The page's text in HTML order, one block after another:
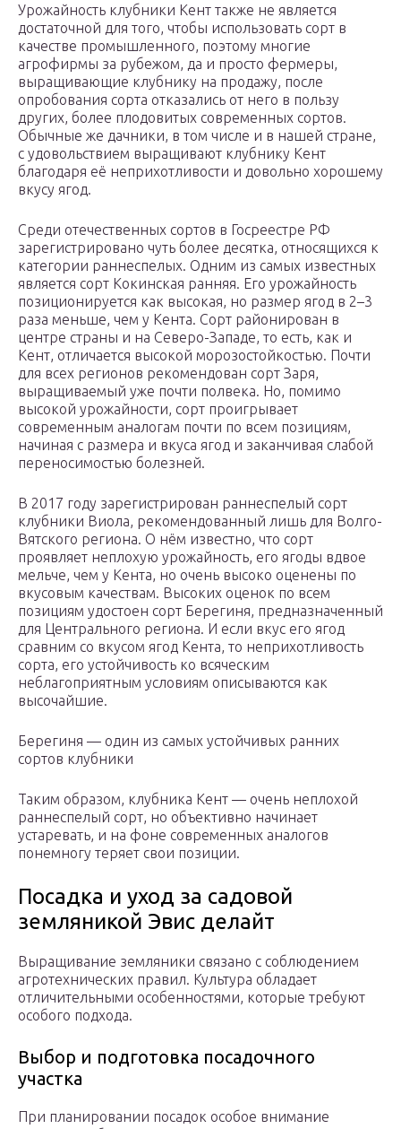
Урожайность клубники Кент также не является
достаточной для того, чтобы использовать сорт в
качестве промышленного, поэтому многие
агрофирмы за рубежом, да и просто фермеры,
выращивающие клубнику на продажу, после
опробования сорта отказались от него в пользу
других, более плодовитых современных сортов.
Обычные же дачники, в том числе и в нашей стране,
с удовольствием выращивают клубнику Кент
благодаря её неприхотливости и довольно хорошему
вкусу ягод.
Среди отечественных сортов в Госреестре РФ
зарегистрировано чуть более десятка, относящихся к
категории раннеспелых. Одним из самых известных
является сорт Кокинская ранняя. Его урожайность
позиционируется как высокая, но размер ягод в 2–3
раза меньше, чем у Кента. Сорт районирован в
центре страны и на Северо-Западе, то есть, как и
Кент, отличается высокой морозостойкостью. Почти
для всех регионов рекомендован сорт Заря,
выращиваемый уже почти полвека. Но, помимо
высокой урожайности, сорт проигрывает
современным аналогам почти по всем позициям,
начиная с размера и вкуса ягод и заканчивая слабой
переносимостью болезней.
В 2017 году зарегистрирован раннеспелый сорт
клубники Виола, рекомендованный лишь для Волго-
Вятского региона. О нём известно, что сорт
проявляет неплохую урожайность, его ягоды вдвое
мельче, чем у Кента, но очень высоко оценены по
вкусовым качествам. Высоких оценок по всем
позициям удостоен сорт Берегиня, предназначенный
для Центрального региона. И если вкус его ягод
сравним со вкусом ягод Кента, то неприхотливость
сорта, его устойчивость ко всяческим
неблагоприятным условиям описываются как
высочайшие.
Берегиня — один из самых устойчивых ранних
сортов клубники
Таким образом, клубника Кент — очень неплохой
раннеспелый сорт, но объективно начинает
устаревать, и на фоне современных аналогов
понемногу теряет свои позиции.
Посадка и уход за садовой
земляникой Эвис делайт
Выращивание земляники связано с соблюдением
агротехнических правил. Культура обладает
отличительными особенностями, которые требуют
особого подхода.
Выбор и подготовка посадочного
участка
При планировании посадок особое внимание